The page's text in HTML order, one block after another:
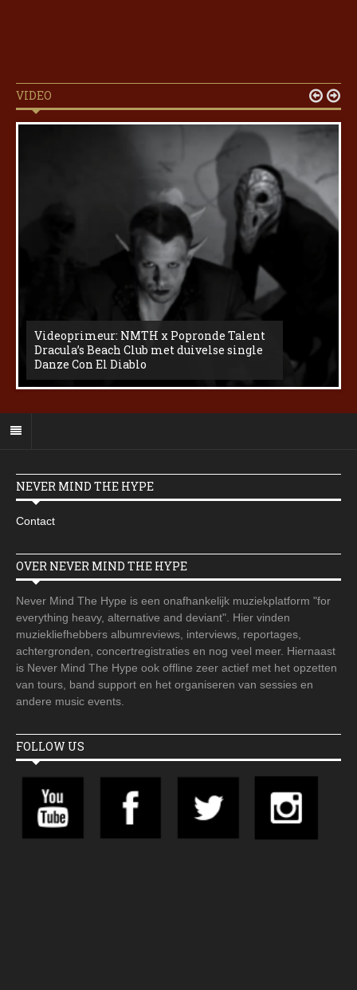
VIDEO
Videoprimeur: NMTH x Popronde Talent
Dracula’s Beach Club met duivelse single
Danze Con El Diablo
 
NEVER MIND THE HYPE
Contact
OVER NEVER MIND THE HYPE
Never Mind The Hype is een onafhankelijk muziekplatform "for
everything heavy, alternative and deviant". Hier vinden
muziekliefhebbers albumreviews, interviews, reportages,
achtergronden, concertregistraties en nog veel meer. Hiernaast
is Never Mind The Hype ook offline zeer actief met het opzetten
van tours, band support en het organiseren van sessies en
andere music events.
FOLLOW US